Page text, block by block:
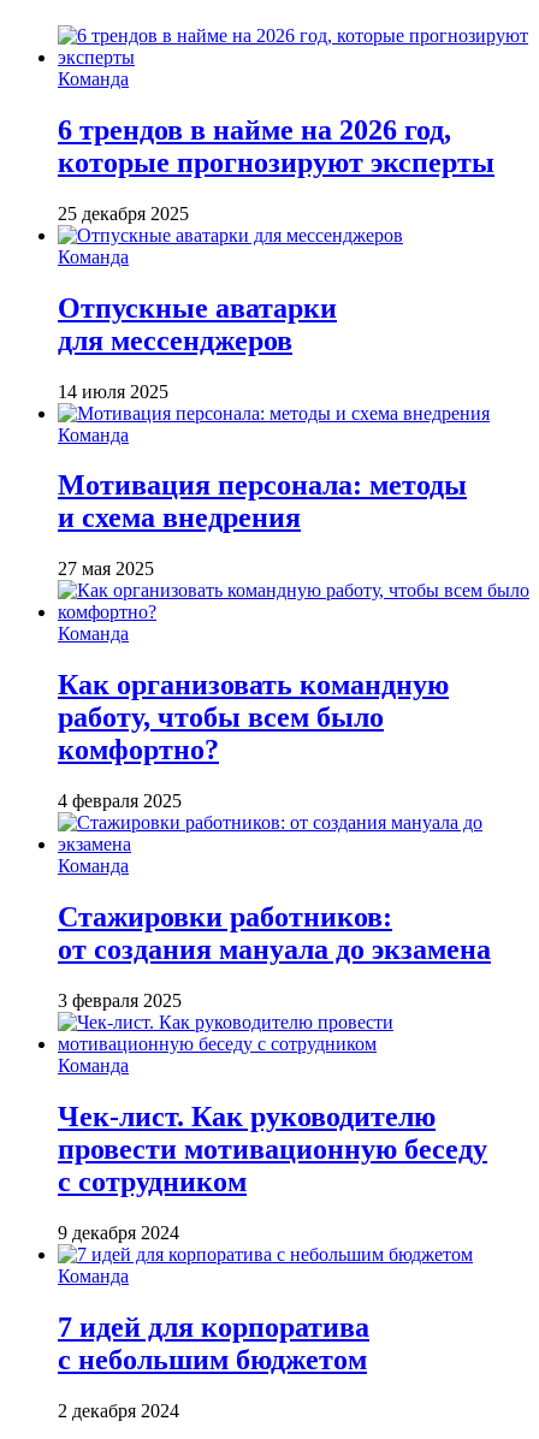
Команда
6 трендов в найме на 2026 год,
которые прогнозируют эксперты
25 декабря 2025
Команда
Отпускные аватарки
для мессенджеров
14 июля 2025
Команда
Мотивация персонала: методы
и схема внедрения
27 мая 2025
Команда
Как организовать командную
работу, чтобы всем было
комфортно?
4 февраля 2025
Команда
Стажировки работников:
от создания мануала до экзамена
3 февраля 2025
Команда
Чек-лист. Как руководителю
провести мотивационную беседу
с сотрудником
9 декабря 2024
Команда
7 идей для корпоратива
с небольшим бюджетом
2 декабря 2024